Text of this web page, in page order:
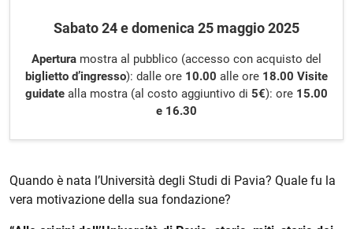
Sabato 24 e domenica 25 maggio 2025
Apertura mostra al pubblico (accesso con acquisto del
biglietto d’ingresso): dalle ore 10.00 alle ore 18.00 Visite
guidate alla mostra (al costo aggiuntivo di 5€): ore 15.00
e 16.30
Quando è nata l’Università degli Studi di Pavia? Quale fu la
vera motivazione della sua fondazione?